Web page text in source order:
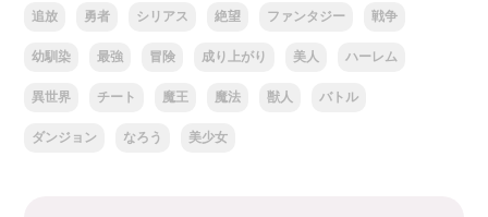
追放 勇者 シリアス 絶望 ファンタジー 戦争
幼馴染 最強 冒険 成り上がり 美人 ハーレム
異世界 チート 魔王 魔法 獣人 バトル
ダンジョン なろう 美少女